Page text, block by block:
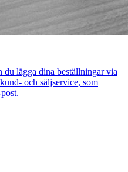
lägga dina beställningar via
och säljservice, som